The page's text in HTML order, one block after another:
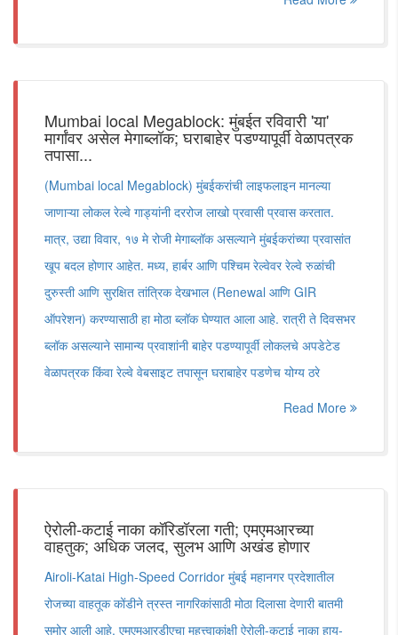
Mumbai local Megablock: मुंबईत रविवारी 'या'
मार्गांवर असेल मेगाब्लॉक; घराबाहेर पडण्यापूर्वी वेळापत्रक
तपासा...
(Mumbai local Megablock) मुंबईकरांची लाइफलाइन मानल्या
जाणाऱ्या लोकल रेल्वे गाड्यांनी दररोज लाखो प्रवासी प्रवास करतात.
मात्र, उद्या विवार, १७ मे रोजी मेगाब्लॉक असल्याने मुंबईकरांच्या प्रवासांत
खूप बदल होणार आहेत. मध्य, हार्बर आणि पश्चिम रेल्वेवर रेल्वे रुळांची
दुरुस्ती आणि सुरक्षित तांत्रिक देखभाल (Renewal आणि GIR
ऑपरेशन) करण्यासाठी हा मोठा ब्लॉक घेण्यात आला आहे. रात्री ते दिवसभर
ब्लॉक असल्याने सामान्य प्रवाशांनी बाहेर पडण्यापूर्वी लोकलचे अपडेटेड
वेळापत्रक किंवा रेल्वे वेबसाइट तपासून घराबाहेर पडणेच योग्य ठरे
Read More
ऐरोली-कटाई नाका कॉरिडॉरला गती; एमएमआरच्या
वाहतुक; अधिक जलद, सुलभ आणि अखंड होणार
Airoli-Katai High-Speed Corridor मुंबई महानगर प्रदेशातील
रोजच्या वाहतूक कोंडीने त्रस्त नागरिकांसाठी मोठा दिलासा देणारी बातमी
समोर आली आहे. एमएमआरडीएचा महत्त्वाकांक्षी ऐरोली-कटाई नाका हाय-